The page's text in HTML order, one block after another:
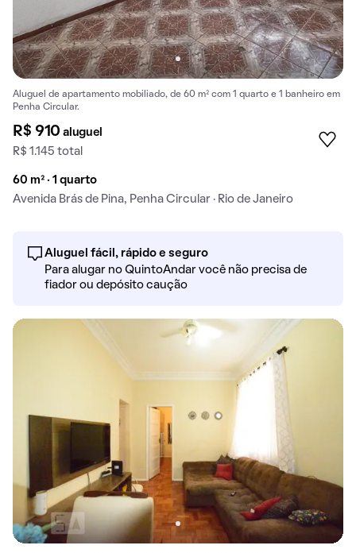
Aluguel de apartamento mobiliado, de 60 m² com 1 quarto e 1 banheiro em
Penha Circular.
R$ 910aluguel
R$ 1.145 total
60 m² · 1 quarto
Avenida Brás de Pina, Penha Circular · Rio de Janeiro
Aluguel fácil, rápido e seguro
Para alugar no QuintoAndar você não precisa de
fiador ou depósito caução